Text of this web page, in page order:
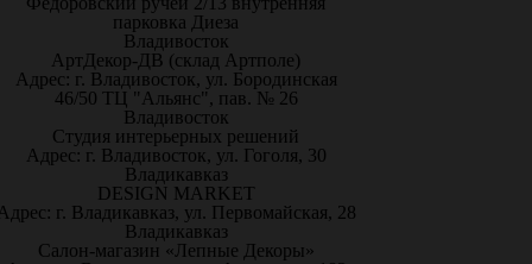
парковка Диеза
Владивосток
АртДекор-ДВ (склад Артполе)
Адрес: г. Владивосток, ул. Бородинская
46/50 ТЦ "Альянс", пав. № 26
Владивосток
Студия интерьерных решений
Адрес: г. Владивосток, ул. Гоголя, 30
Владикавказ
DESIGN MARKET
г. Владикавказ, ул. Первомайская, 28
Владикавказ
Салон-магазин «Лепные Декоры»